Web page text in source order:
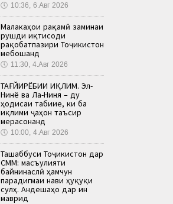
🕔 10:36, 6.Авг 2026
Малакаҳои рақамӣ заминаи
рушди иқтисоди
рақобатпазири Тоҷикистон
мебошанд
🕔 11:30, 4.Авг 2026
ТАҒЙИРЁБИИ ИҚЛИМ. Эл-
Нинё ва Ла-Ниня – ду
ҳодисаи табиие, ки ба
иқлими ҷаҳон таъсир
мерасонанд
🕔 10:00, 4.Авг 2026
Ташаббуси Тоҷикистон дар
СММ: масъулияти
байнинаслӣ ҳамчун
парадигмаи нави ҳуқуқи
сулҳ. Андешаҳо дар ин
маврид